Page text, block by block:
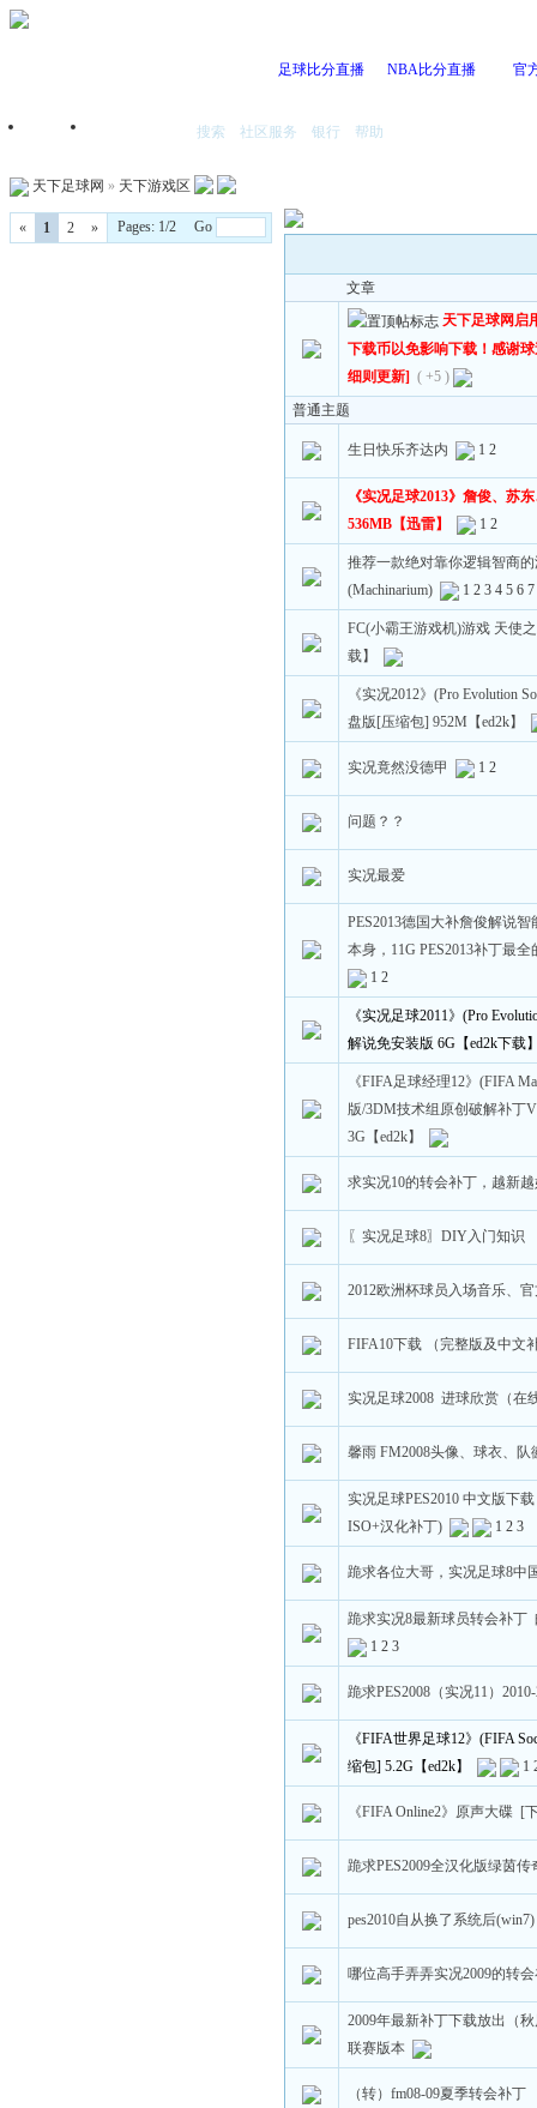
足球比分直播 NBA比分直播 官
首页 搜索 社区服务 银行 帮助
天下足球网 » 天下游戏区
« 1 2 » Pages: 1/2 Go
文章
天下足球网启
下载币以免影响下载！感谢
细则更新] ( +5 )
普通主题
生日快乐齐达内 1 2
《实况足球2013》詹俊、苏
536MB【迅雷】
1 2
推荐一款绝对靠你逻辑智商
(Machinarium)
1 2 3 4 5 6 7
FC(小霸王游戏机)游戏 天使
载】
《实况2012》(Pro Evolution
盘版[压缩包] 952M【ed2k】
实况竟然没德甲 1 2
问题？？
实况最爱
PES2013德国大补詹俊解说
本身，11G PES2013补丁最
1 2
《实况足球2011》(Pro
解说免安装版 6G【ed2k下载
《FIFA足球经理12》(FIFA
版/3DM技术组原创破解补丁
3G【ed2k】
求实况10的转会补丁，越新
〖实况足球8〗DIY入门知识
2012欧洲杯球员入场音乐、
FIFA10下载 （完整版及中文
实况足球2008 进球欣赏（在
馨雨 FM2008头像、球衣、队
实况足球PES2010 中文版下
ISO+汉化补丁)
1 2 3
跪求各位大哥，实况足球8中
跪求实况8最新球员转会补丁
1 2 3
跪求PES2008（实况11）
《FIFA世界足球12》(FIFA
缩包] 5.2G【ed2k】
1
《FIFA Online2》原声大碟 [
跪求PES2009全汉化版绿茵
pes2010自从换了系统后
哪位高手弄弄实况2009的转
2009年最新补丁下载放出（
联赛版本
（转）fm08-09夏季转会补丁